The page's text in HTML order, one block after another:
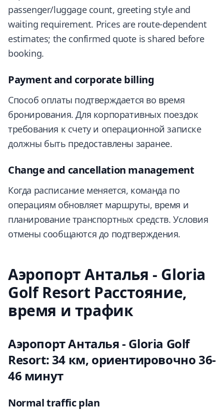
passenger/luggage count, greeting style and
waiting requirement. Prices are route-dependent
estimates; the confirmed quote is shared before
booking.
Payment and corporate billing
Способ оплаты подтверждается во время
бронирования. Для корпоративных поездок
требования к счету и операционной записке
должны быть предоставлены заранее.
Change and cancellation management
Когда расписание меняется, команда по
операциям обновляет маршруты, время и
планирование транспортных средств. Условия
отмены сообщаются до подтверждения.
Аэропорт Анталья - Gloria
Golf Resort Расстояние,
время и трафик
Аэропорт Анталья - Gloria Golf
Resort: 34 км, ориентировочно 36-
46 минут
Normal traffic plan